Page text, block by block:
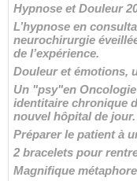
Hypnose et Douleur
L’hypnose en
neurochirurgie
de l’expérience.
Douleur et émotions,
Un "psy"en
identitaire chronique
nouvel hôpital de jour.
Préparer le patient à
2 bracelets pour
Magnifique